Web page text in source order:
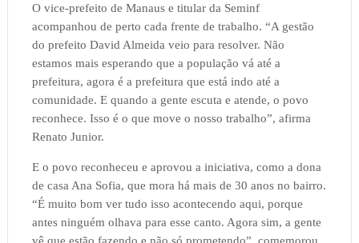
O vice-prefeito de Manaus e titular da Seminf
acompanhou de perto cada frente de trabalho. “A gestão
do prefeito David Almeida veio para resolver. Não
estamos mais esperando que a população vá até a
prefeitura, agora é a prefeitura que está indo até a
comunidade. E quando a gente escuta e atende, o povo
reconhece. Isso é o que move o nosso trabalho”, afirma
Renato Junior.
E o povo reconheceu e aprovou a iniciativa, como a dona
de casa Ana Sofia, que mora há mais de 30 anos no bairro.
“É muito bom ver tudo isso acontecendo aqui, porque
antes ninguém olhava para esse canto. Agora sim, a gente
vê que estão fazendo e não só prometendo”, comemorou.